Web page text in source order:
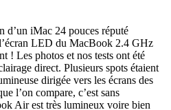
d’un iMac 24 pouces réputé
LED du MacBook 2.4 GHz
! Les photos et nos tests ont été
direct. Plusieurs spots étaient
dirigée vers les écrans des
l’on compare, c’est sans
Air est très lumineux voire bien